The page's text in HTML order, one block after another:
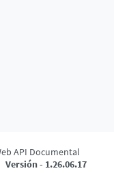
API Documental
Versión - 1.26.06.17